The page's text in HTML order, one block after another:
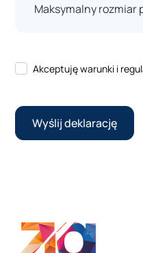
Maksymalny rozmiar
Akceptuję warunki i